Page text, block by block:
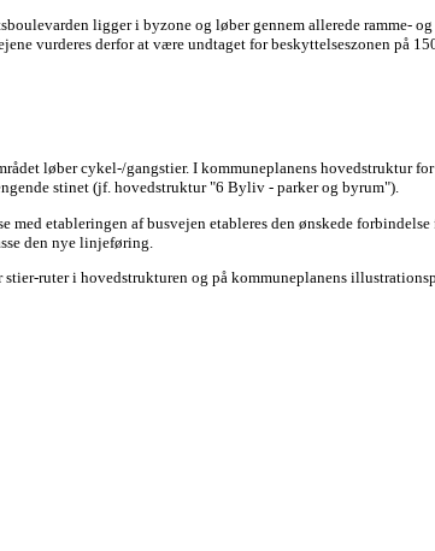
ligger i byzone og løber gennem allerede ramme-
vurderes derfor at være undtaget for beskyttelseszonen på
løber cykel-/gangstier. I kommuneplanens hovedstruktur
stinet (jf. hovedstruktur "6 Byliv - parker og byrum").
med etableringen af busvejen etableres den ønskede
den nye linjeføring.
stier-ruter i hovedstrukturen og på kommuneplanens